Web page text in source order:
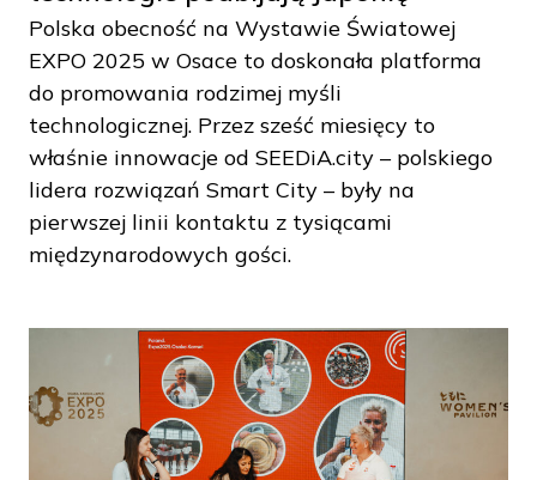
Polska obecność na Wystawie Światowej
EXPO 2025 w Osace to doskonała platforma
do promowania rodzimej myśli
technologicznej. Przez sześć miesięcy to
właśnie innowacje od SEEDiA.city – polskiego
lidera rozwiązań Smart City – były na
pierwszej linii kontaktu z tysiącami
międzynarodowych gości.